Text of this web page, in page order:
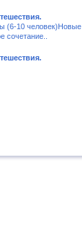
(6-10 человек)Новые